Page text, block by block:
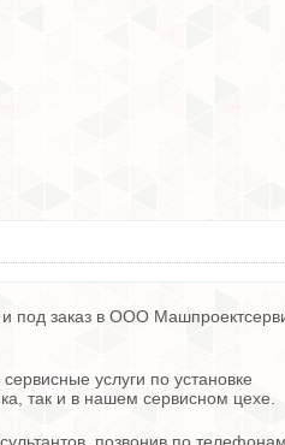
под заказ в ООО
услуги по установке
так и в нашем сервисном цехе.